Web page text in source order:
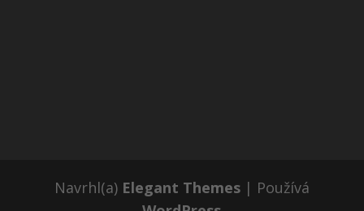
Navrhl(a) Elegant Themes| Používá